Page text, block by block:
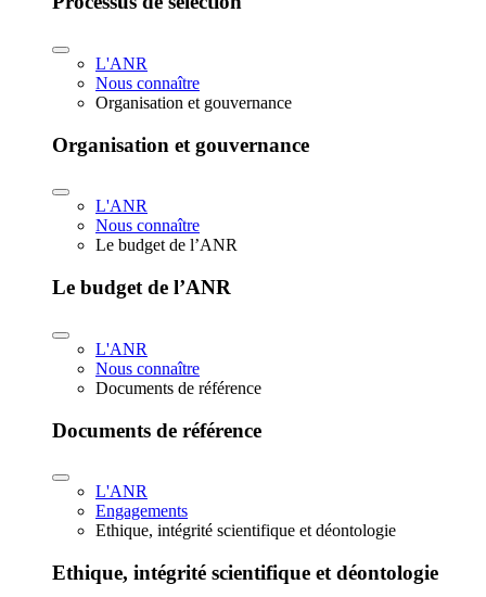
L'ANR
Nous connaître
Organisation et gouvernance
Organisation et gouvernance
L'ANR
Nous connaître
Le budget de l’ANR
Le budget de l’ANR
L'ANR
Nous connaître
Documents de référence
Documents de référence
L'ANR
Engagements
Ethique, intégrité scientifique et déontologie
Ethique, intégrité scientifique et déontologie